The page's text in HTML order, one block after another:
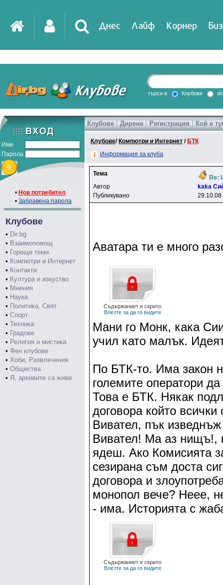
Днес Лайф Корнер
DirTV Impressio
Games
търси в Клубове
Име
Парола
• Нов потребител
• Забравена парола
Клубове
• Dir.bg
• Взаимопомощ
• Горещи теми
• Компютри и Интернет
• Контакти
• Култура и изкуство
• Мнения
• Наука
• Политика, Свят
• Спорт
• Техника
• Градове
• Религия и мистика
• Фен клубове
• Хоби, Развлечения
• Общества
• Я, архивите са живи
Клубове Дирене Регистрация Кой е
Клубове/ Компютри и Интернет / БТК
Информация за клуба
Тема
Re:
Автор
kaka
Публикувано
29.10.08
Аватара ти е много
Съдържаниет е скрито
Влезте за да го видите
Мани го Монк, кака
учил като малък.
По БТК-то. Има закон
големите оператори
Това е БТК. Някак
договора който
Вивател, пък
Вивател! Ма аз нищъ!,
ядеш. Ако Комисията
сезирана съм доста
договора и
монопол вече? Неее,
- има. Историята с
Съдържаниет е скрито
Влезте за да го видите